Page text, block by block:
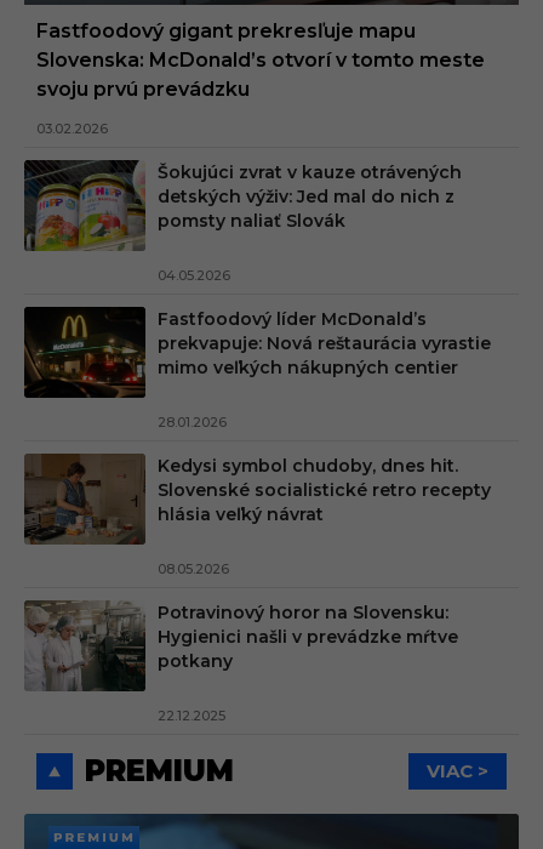
Fastfoodový gigant prekresľuje mapu
Slovenska: McDonald’s otvorí v tomto meste
svoju prvú prevádzku
03.02.2026
Šokujúci zvrat v kauze otrávených
detských výživ: Jed mal do nich z
pomsty naliať Slovák
04.05.2026
Fastfoodový líder McDonald’s
prekvapuje: Nová reštaurácia vyrastie
mimo veľkých nákupných centier
28.01.2026
Kedysi symbol chudoby, dnes hit.
Slovenské socialistické retro recepty
hlásia veľký návrat
08.05.2026
Potravinový horor na Slovensku:
Hygienici našli v prevádzke mŕtve
potkany
22.12.2025
PREMIUM VIAC >